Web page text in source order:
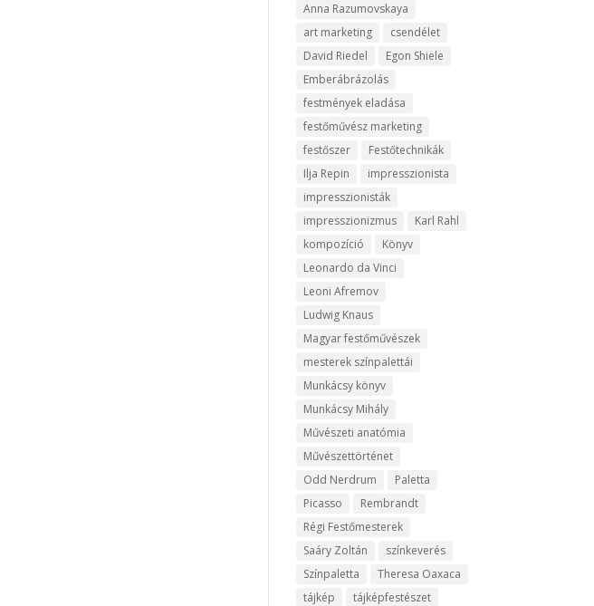
Anna Razumovskaya
art marketing
csendélet
David Riedel
Egon Shiele
Emberábrázolás
festmények eladása
festőművész marketing
festőszer
Festőtechnikák
Ilja Repin
impresszionista
impresszionisták
impresszionizmus
Karl Rahl
kompozíció
Könyv
Leonardo da Vinci
Leoni Afremov
Ludwig Knaus
Magyar festőművészek
mesterek színpalettái
Munkácsy könyv
Munkácsy Mihály
Művészeti anatómia
Művészettörténet
Odd Nerdrum
Paletta
Picasso
Rembrandt
Régi Festőmesterek
Saáry Zoltán
színkeverés
Színpaletta
Theresa Oaxaca
tájkép
tájképfestészet